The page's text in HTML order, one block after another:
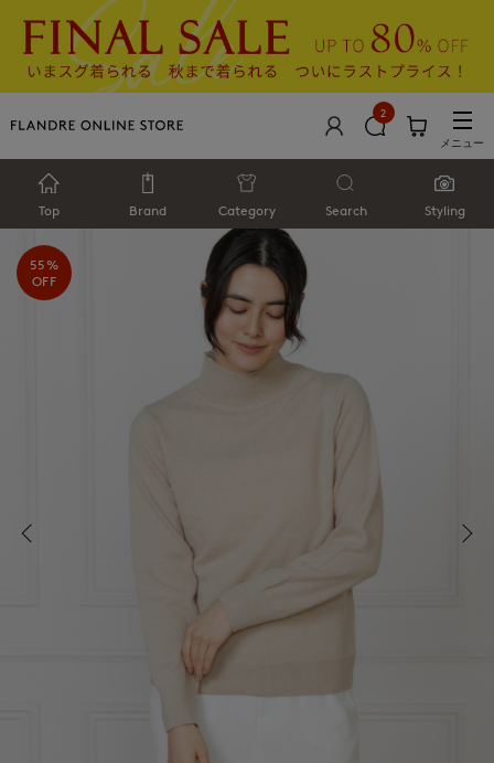
2
メニュー
Top Brand Category Search Styling
55%
OFF